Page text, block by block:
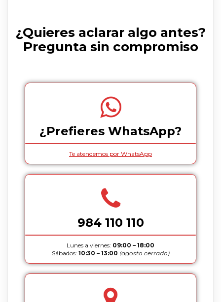
¿Quieres aclarar algo antes?
Pregunta sin compromiso
¿Prefieres WhatsApp?
Te atendemos por WhatsApp
984 110 110
Lunes a viernes: 09:00 – 18:00
Sábados: 10:30 – 13:00 (agosto cerrado)